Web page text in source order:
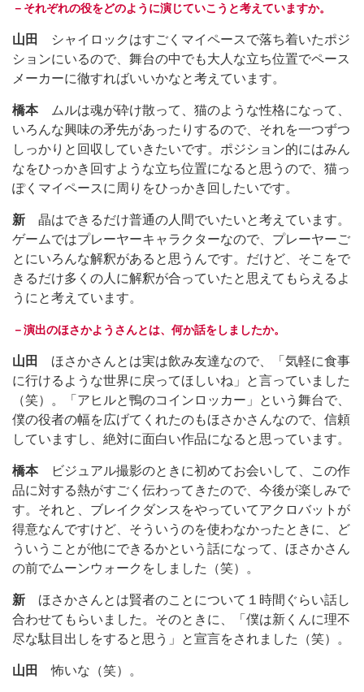
－それぞれの役をどのように演じていこうと考えていますか。
山田
シャイロックはすごくマイペースで落ち着いたポジ
ションにいるので、舞台の中でも大人な立ち位置でペース
メーカーに徹すればいいかなと考えています。
橋本ムルは魂が砕け散って、猫のような性格になって、
いろんな興味の矛先があったりするので、それを一つずつ
しっかりと回収していきたいです。ポジション的にはみん
なをひっかき回すような立ち位置になると思うので、猫っ
ぽくマイペースに周りをひっかき回したいです。
新 晶はできるだけ普通の人間でいたいと考えています。
ゲームではプレーヤーキャラクターなので、プレーヤーご
とにいろんな解釈があると思うんです。だけど、そこをで
きるだけ多くの人に解釈が合っていたと思えてもらえるよ
うにと考えています。
－演出のほさかようさんとは、何か話をしましたか。
山田
ほさかさんとは実は飲み友達なので、「気軽に食事
に行けるような世界に戻ってほしいね」と言っていました
（笑）。「アヒルと鴨のコインロッカー」という舞台で、
僕の役者の幅を広げてくれたのもほさかさんなので、信頼
していますし、絶対に面白い作品になると思っています。
橋本ビジュアル撮影のときに初めてお会いして、この作
品に対する熱がすごく伝わってきたので、今後が楽しみで
す。それと、ブレイクダンスをやっていてアクロバットが
得意なんですけど、そういうのを使わなかったときに、ど
ういうことが他にできるかという話になって、ほさかさん
の前でムーンウォークをしました（笑）。
新 ほさかさんとは賢者のことについて１時間ぐらい話し
合わせてもらいました。そのときに、「僕は新くんに理不
尽な駄目出しをすると思う」と宣言をされました（笑）。
山田 怖いな（笑）。